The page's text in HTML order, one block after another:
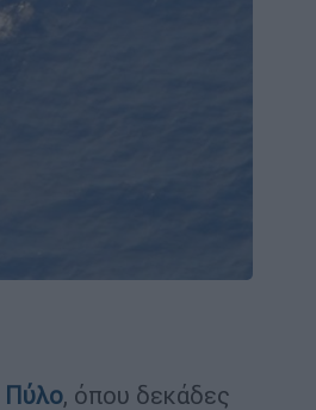
Πύλο, όπου δεκάδες